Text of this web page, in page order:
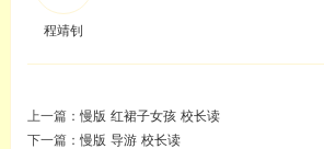
程靖钊
上一篇：慢版 红裙子女孩 校长读
下一篇：慢版 导游 校长读